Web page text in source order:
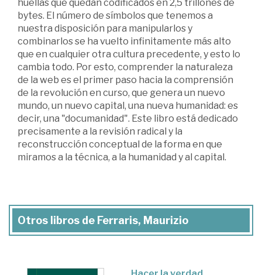
huellas que quedan codificados en 2,5 trillones de
bytes. El número de símbolos que tenemos a
nuestra disposición para manipularlos y
combinarlos se ha vuelto infinitamente más alto
que en cualquier otra cultura precedente, y esto lo
cambia todo. Por esto, comprender la naturaleza
de la web es el primer paso hacia la comprensión
de la revolución en curso, que genera un nuevo
mundo, un nuevo capital, una nueva humanidad: es
decir, una "documanidad". Este libro está dedicado
precisamente a la revisión radical y la
reconstrucción conceptual de la forma en que
miramos a la técnica, a la humanidad y al capital.
Otros libros de Ferraris, Maurizio